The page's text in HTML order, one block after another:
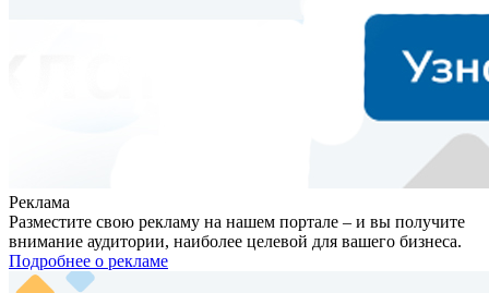
Реклама
Разместите свою рекламу на нашем портале – и вы получите
внимание аудитории, наиболее целевой для вашего бизнеса.
Подробнее о рекламе